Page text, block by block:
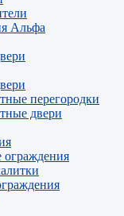
Альфа
перегородки
двери
ограждения